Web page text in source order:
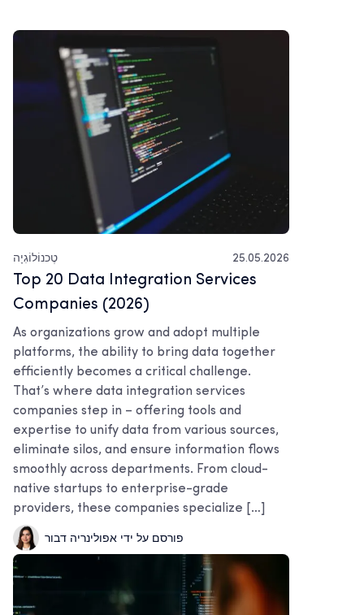
טֶכנוֹלוֹגִיָה 25.05.2026
Top 20 Data Integration Services
Companies (2026)
As organizations grow and adopt multiple
platforms, the ability to bring data together
efficiently becomes a critical challenge.
That’s where data integration services
companies step in – offering tools and
expertise to unify data from various sources,
eliminate silos, and ensure information flows
smoothly across departments. From cloud-
native startups to enterprise-grade
providers, these companies specialize […]
פורסם על ידי אפולינריה דבור